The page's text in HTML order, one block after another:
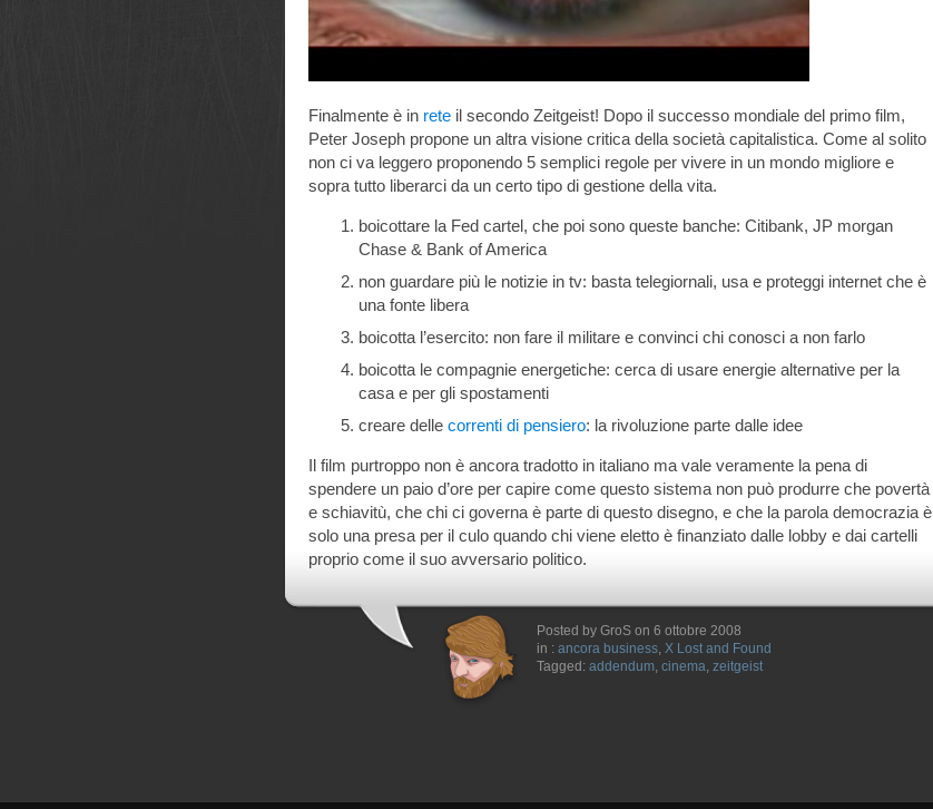
Finalmente è in rete il secondo Zeitgeist! Dopo il successo mondiale del primo film,
Peter Joseph propone un altra visione critica della società capitalistica. Come al solito
non ci va leggero proponendo 5 semplici regole per vivere in un mondo migliore e
sopra tutto liberarci da un certo tipo di gestione della vita.
boicottare la Fed cartel, che poi sono queste banche: Citibank, JP morgan
Chase & Bank of America
non guardare più le notizie in tv: basta telegiornali, usa e proteggi internet che è
una fonte libera
boicotta l’esercito: non fare il militare e convinci chi conosci a non farlo
boicotta le compagnie energetiche: cerca di usare energie alternative per la
casa e per gli spostamenti
creare delle correnti di pensiero: la rivoluzione parte dalle idee
Il film purtroppo non è ancora tradotto in italiano ma vale veramente la pena di
spendere un paio d’ore per capire come questo sistema non può produrre che povertà
e schiavitù, che chi ci governa è parte di questo disegno, e che la parola democrazia è
solo una presa per il culo quando chi viene eletto è finanziato dalle lobby e dai cartelli
proprio come il suo avversario politico.
Posted by GroS on 6 ottobre 2008
in : ancora business, X Lost and Found
Tagged: addendum, cinema, zeitgeist